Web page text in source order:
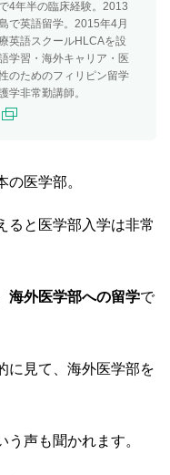
4年半の臨床経験。2013
で英語留学。2015年4月
英語スクールHLCAを設
学習・海外キャリア・医
のためのフィリピン留学
学非常勤講師。
医学部。
ると医学部入学は非常
海外医学部への留学で
に見て、海外医学部を
声も聞かれます。